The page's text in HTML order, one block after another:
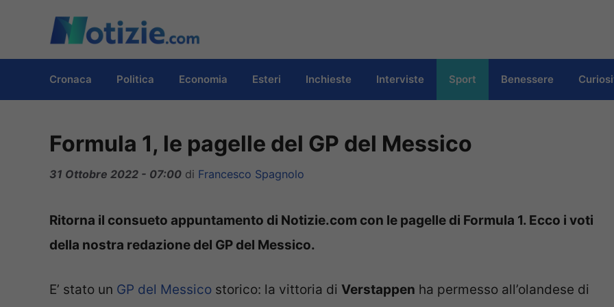
contenuto
Cronaca Politica Economia Esteri Inchieste Interviste Sport Benessere
Formula 1, le pagelle del GP del Messico
31 Ottobre 2022 - 07:00 di Francesco Spagnolo
Ritorna il consueto appuntamento di Notizie.com con le pagelle di Formula 1. Ecco i voti
della nostra redazione del GP del Messico.
E’ stato un GP del Messico storico: la vittoria di Verstappen ha permesso all’olandese di